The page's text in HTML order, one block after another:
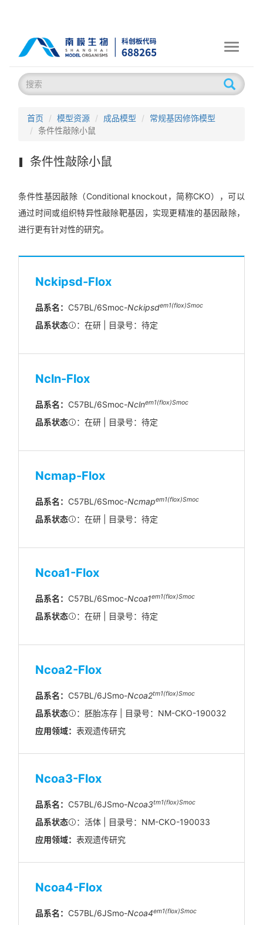
Toggle
首页 模型资源 成品模型
常规基因修饰模型
条件性敲除小鼠
条件性敲除小鼠
条件性基因敲除（Conditional knockout，简称CKO），可以
通过时间或组织特异性敲除靶基因，实现更精准的基因敲除，
进行更有针对性的研究。
Nckipsd-Flox
品系名： C57BL/6Smoc-Nckipsdem1(flox)Smoc
品系状态 ：在研 | 目录号：待定
Ncln-Flox
品系名： C57BL/6Smoc-Nclnem1(flox)Smoc
品系状态 ：在研 | 目录号：待定
Ncmap-Flox
品系名： C57BL/6Smoc-Ncmapem1(flox)Smoc
品系状态 ：在研 | 目录号：待定
Ncoa1-Flox
品系名： C57BL/6Smoc-Ncoa1em1(flox)Smoc
品系状态 ：在研 | 目录号：待定
Ncoa2-Flox
品系名： C57BL/6JSmo-Ncoa2tm1(flox)Smoc
品系状态
：胚胎冻存 | 目录号：NM-CKO-190032
应用领域：表观遗传研究
Ncoa3-Flox
品系名： C57BL/6JSmo-Ncoa3tm1(flox)Smoc
品系状态
：活体 | 目录号：NM-CKO-190033
应用领域：表观遗传研究
Ncoa4-Flox
品系名： C57BL/6JSmo-Ncoa4em1(flox)Smoc